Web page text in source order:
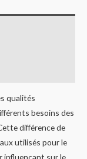
qualités
besoins des
différence de
utilisés pour le